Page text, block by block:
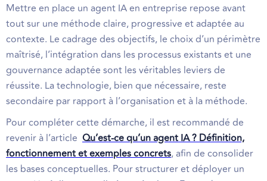
Mettre en place un agent IA en entreprise repose avant
tout sur une méthode claire, progressive et adaptée au
contexte. Le cadrage des objectifs, le choix d’un périmètre
maîtrisé, l’intégration dans les processus existants et une
gouvernance adaptée sont les véritables leviers de
réussite. La technologie, bien que nécessaire, reste
secondaire par rapport à l’organisation et à la méthode.
Pour compléter cette démarche, il est recommandé de
revenir à l’article Qu’est-ce qu’un agent IA ? Définition,
fonctionnement et exemples concrets, afin de consolider
les bases conceptuelles. Pour structurer et déployer un